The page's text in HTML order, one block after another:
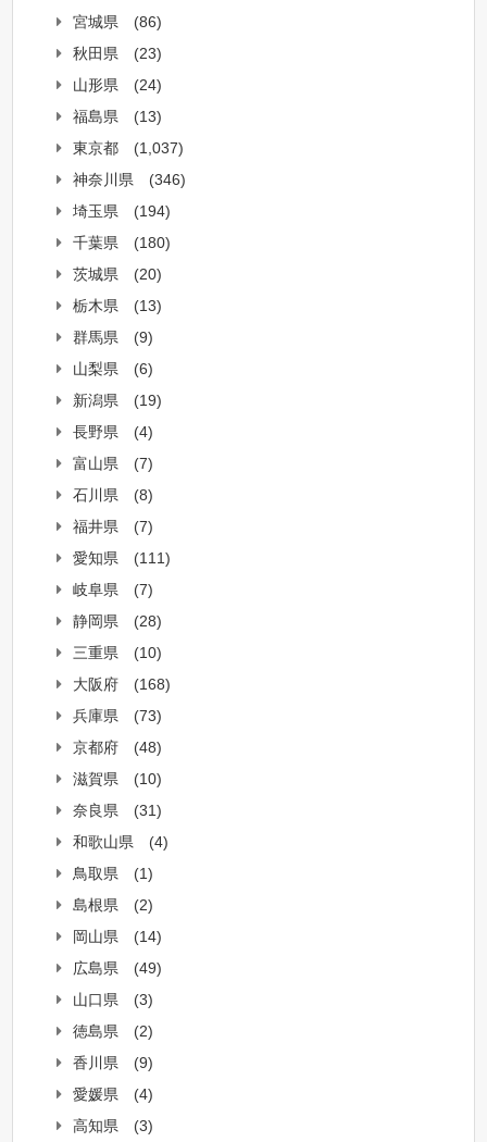
宮城県
(86)
秋田県
(23)
山形県
(24)
福島県
(13)
東京都
(1,037)
神奈川県
(346)
埼玉県
(194)
千葉県
(180)
茨城県
(20)
栃木県
(13)
群馬県
(9)
山梨県
(6)
新潟県
(19)
長野県
(4)
富山県
(7)
石川県
(8)
福井県
(7)
愛知県
(111)
岐阜県
(7)
静岡県
(28)
三重県
(10)
大阪府
(168)
兵庫県
(73)
京都府
(48)
滋賀県
(10)
奈良県
(31)
和歌山県
(4)
鳥取県
(1)
島根県
(2)
岡山県
(14)
広島県
(49)
山口県
(3)
徳島県
(2)
香川県
(9)
愛媛県
(4)
高知県
(3)